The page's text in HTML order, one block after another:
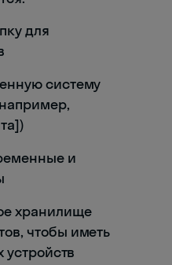
для
систему
и
хранилище
чтобы иметь
устройств